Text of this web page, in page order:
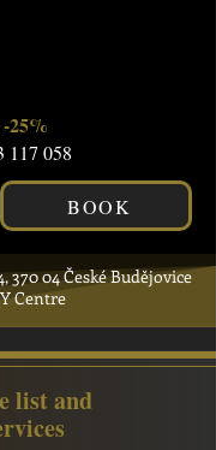
25%
117 058
BOOK
370 04 České Budějovice
Centre
list and